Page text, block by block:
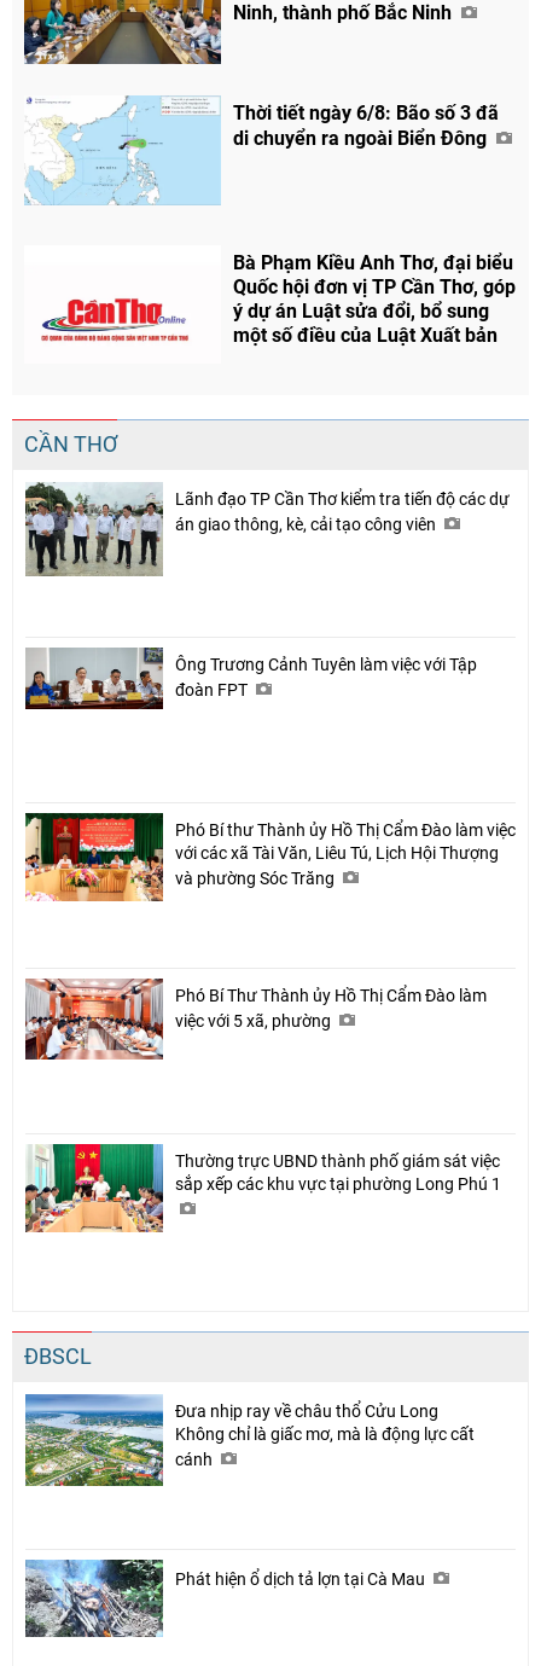
Ninh, thành phố Bắc Ninh
Thời tiết ngày 6/8: Bão số 3 đã
di chuyển ra ngoài Biển Đông
Bà Phạm Kiều Anh Thơ, đại biểu
Quốc hội đơn vị TP Cần Thơ, góp
ý dự án Luật sửa đổi, bổ sung
một số điều của Luật Xuất bản
CẦN THƠ
Lãnh đạo TP Cần Thơ kiểm tra tiến độ các dự
án giao thông, kè, cải tạo công viên
Ông Trương Cảnh Tuyên làm việc với Tập
đoàn FPT
Phó Bí thư Thành ủy Hồ Thị Cẩm Đào làm việc
với các xã Tài Văn, Liêu Tú, Lịch Hội Thượng
và phường Sóc Trăng
Phó Bí Thư Thành ủy Hồ Thị Cẩm Đào làm
việc với 5 xã, phường
Thường trực UBND thành phố giám sát việc
sắp xếp các khu vực tại phường Long Phú 1
ĐBSCL
Đưa nhịp ray về châu thổ Cửu Long
Không chỉ là giấc mơ, mà là động lực cất
cánh
Phát hiện ổ dịch tả lợn tại Cà Mau